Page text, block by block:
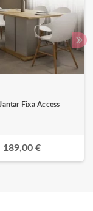
Fixa Access
189,00 €